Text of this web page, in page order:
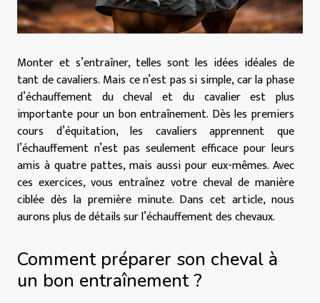
Monter et s’entraîner, telles sont les idées idéales de
tant de cavaliers. Mais ce n’est pas si simple, car la phase
d’échauffement du cheval et du cavalier est plus
importante pour un bon entraînement. Dès les premiers
cours d’équitation, les cavaliers apprennent que
l’échauffement n’est pas seulement efficace pour leurs
amis à quatre pattes, mais aussi pour eux-mêmes. Avec
ces exercices, vous entraînez votre cheval de manière
ciblée dès la première minute. Dans cet article, nous
aurons plus de détails sur l’échauffement des chevaux.
Comment préparer son cheval à
un bon entraînement ?